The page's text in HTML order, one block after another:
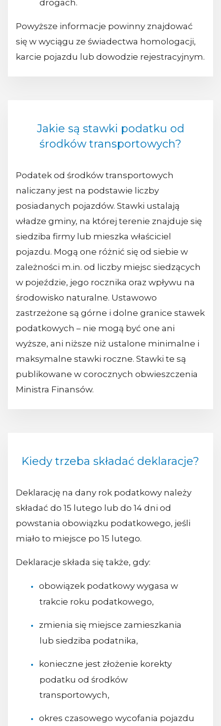
drogach.
Powyższe informacje powinny znajdować
się w wyciągu ze świadectwa homologacji,
karcie pojazdu lub dowodzie rejestracyjnym.
Jakie są stawki podatku od
środków transportowych?
Podatek od środków transportowych
naliczany jest na podstawie liczby
posiadanych pojazdów. Stawki ustalają
władze gminy, na której terenie znajduje się
siedziba firmy lub mieszka właściciel
pojazdu. Mogą one różnić się od siebie w
zależności m.in. od liczby miejsc siedzących
w pojeździe, jego rocznika oraz wpływu na
środowisko naturalne. Ustawowo
zastrzeżone są górne i dolne granice stawek
podatkowych – nie mogą być one ani
wyższe, ani niższe niż ustalone minimalne i
maksymalne stawki roczne. Stawki te są
publikowane w corocznych obwieszczenia
Ministra Finansów.
Kiedy trzeba składać deklaracje?
Deklarację na dany rok podatkowy należy
składać do 15 lutego lub do 14 dni od
powstania obowiązku podatkowego, jeśli
miało to miejsce po 15 lutego.
Deklaracje składa się także, gdy:
obowiązek podatkowy wygasa w
trakcie roku podatkowego,
zmienia się miejsce zamieszkania
lub siedziba podatnika,
konieczne jest złożenie korekty
podatku od środków
transportowych,
okres czasowego wycofania pojazdu